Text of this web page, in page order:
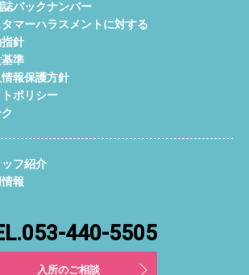
バックナンバー
マーハラスメントに対する
針
準
報保護方針
ポリシー
フ紹介
報
440-5505
入所のご相談